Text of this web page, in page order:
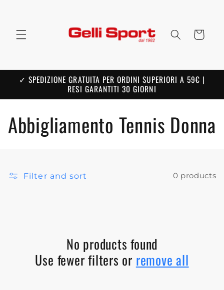
Cart
✓ SPEDIZIONE GRATUITA PER ORDINI SUPERIORI A 59€ |
RESI GARANTITI 30 GIORNI
C
l
Abbigliamento Tennis Donna
Filter and sort 0 products
No products found
Use fewer filters or remove all